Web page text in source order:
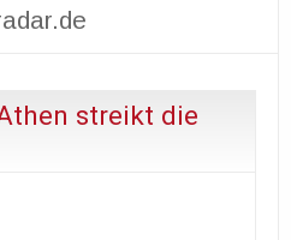
streikt die